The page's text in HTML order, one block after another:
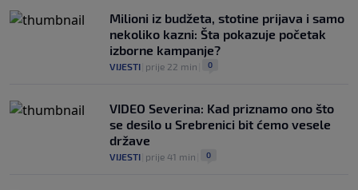
najboljih fudbalera Ugande
0
Milioni iz budžeta, stotine prijava i samo
nekoliko kazni: Šta pokazuje početak
izborne kampanje?
VIJESTI prije 22 min 0
VIDEO Severina: Kad priznamo ono što
se desilo u Srebrenici bit ćemo vesele
države
VIJESTI prije 41 min 0